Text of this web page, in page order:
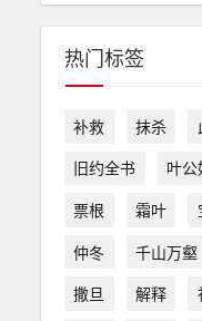
热门标签
补救 抹杀
旧约全书
叶公
票根
霜叶
仲冬
千山万壑
撒旦
解释